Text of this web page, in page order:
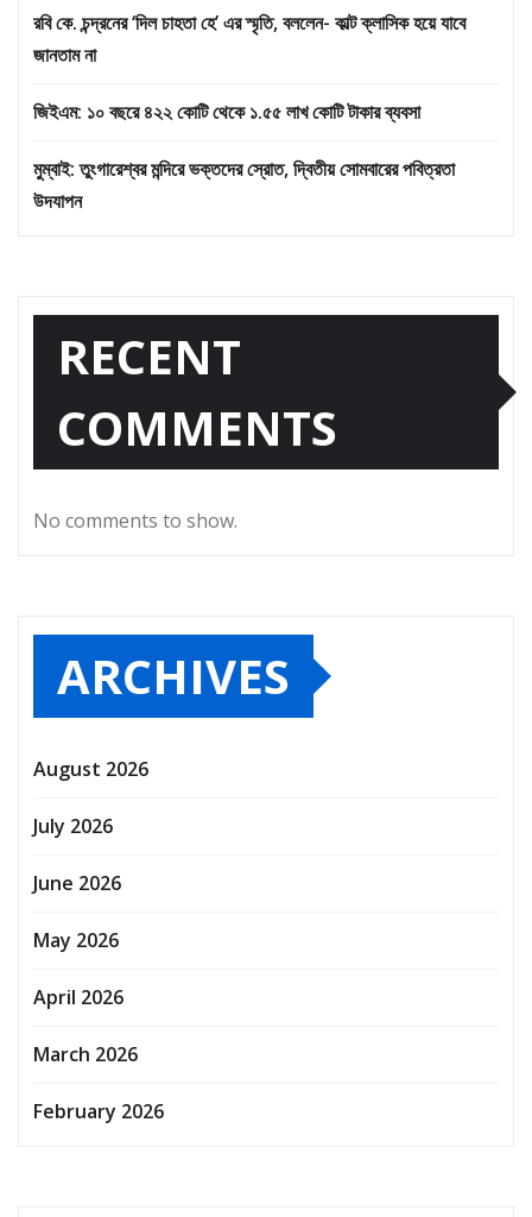
রবি কে. চন্দ্রনের ‘দিল চাহতা হে’ এর স্মৃতি, বললেন- কাল্ট ক্লাসিক হয়ে যাবে
জানতাম না
জিইএম: ১০ বছরে ৪২২ কোটি থেকে ১.৫৫ লাখ কোটি টাকার ব্যবসা
মুম্বাই: তুংগারেশ্বর মন্দিরে ভক্তদের স্রোত, দ্বিতীয় সোমবারের পবিত্রতা
উদযাপন
RECENT
COMMENTS
No comments to show.
ARCHIVES
August 2026
July 2026
June 2026
May 2026
April 2026
March 2026
February 2026